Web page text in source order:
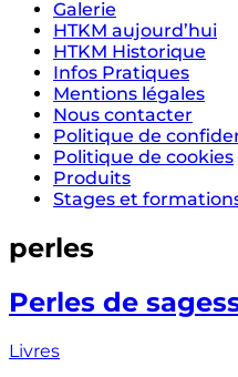
Galerie
HTKM aujourd’hui
HTKM Historique
Infos Pratiques
Mentions légales
Nous contacter
Politique de
Politique de cookies
Produits
Stages et
perles
Perles de
Livres